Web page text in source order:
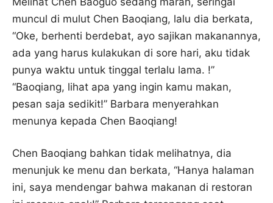
muncul di mulut Chen Baoqiang, lalu dia berkata,
“Oke, berhenti berdebat, ayo sajikan makanannya,
ada yang harus kulakukan di sore hari, aku tidak
punya waktu untuk tinggal terlalu lama. !”
“Baoqiang, lihat apa yang ingin kamu makan,
pesan saja sedikit!” Barbara menyerahkan
menunya kepada Chen Baoqiang!
Chen Baoqiang bahkan tidak melihatnya, dia
menunjuk ke menu dan berkata, “Hanya halaman
ini, saya mendengar bahwa makanan di restoran